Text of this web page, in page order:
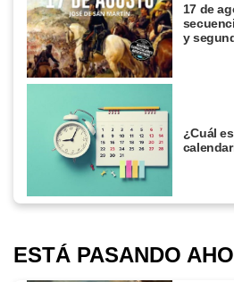
17 de
y
¿Cuál
ESTÁ PASANDO